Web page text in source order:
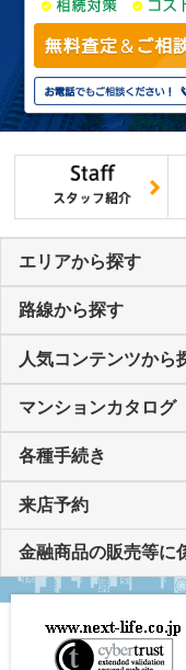
エリアから探す
路線から探す
人気コンテンツから
マンションカタログ
各種手続き
来店予約
金融商品の販売等に